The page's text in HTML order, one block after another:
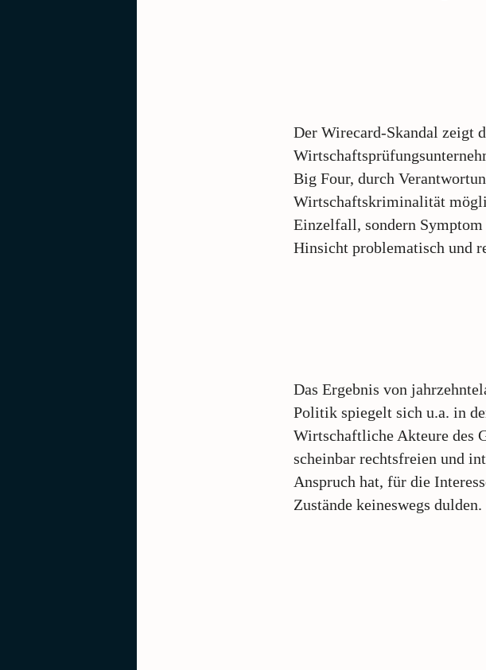
Der Wirecard-Skandal zeigt
Big Four, durch
Wirtschaftskriminalität
Einzelfall, sondern
Hinsicht problematisch und
Das Ergebnis von
Politik spiegelt sich u.a. in
Wirtschaftliche Akteure des
scheinbar rechtsfreien und
Anspruch hat, für die
Zustände keineswegs dulden.